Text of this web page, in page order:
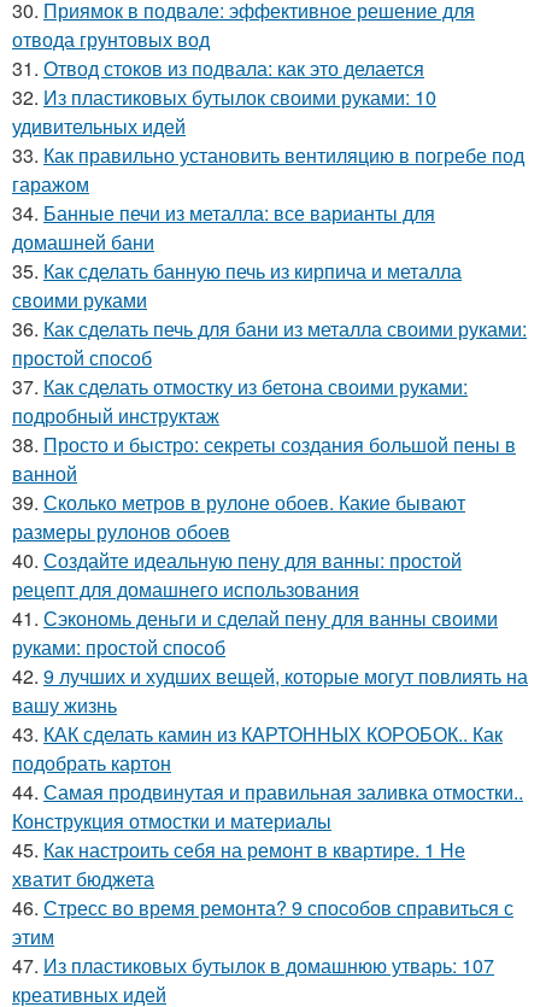
30. Приямок в подвале: эффективное решение для
отвода грунтовых вод
31. Отвод стоков из подвала: как это делается
32. Из пластиковых бутылок своими руками: 10
удивительных идей
33. Как правильно установить вентиляцию в погребе под
гаражом
34. Банные печи из металла: все варианты для
домашней бани
35. Как сделать банную печь из кирпича и металла
своими руками
36. Как сделать печь для бани из металла своими руками:
простой способ
37. Как сделать отмостку из бетона своими руками:
подробный инструктаж
38. Просто и быстро: секреты создания большой пены в
ванной
39. Сколько метров в рулоне обоев. Какие бывают
размеры рулонов обоев
40. Создайте идеальную пену для ванны: простой
рецепт для домашнего использования
41. Сэкономь деньги и сделай пену для ванны своими
руками: простой способ
42. 9 лучших и худших вещей, которые могут повлиять на
вашу жизнь
43. КАК сделать камин из КАРТОННЫХ КОРОБОК.. Как
подобрать картон
44. Самая продвинутая и правильная заливка отмостки..
Конструкция отмостки и материалы
45. Как настроить себя на ремонт в квартире. 1 Не
хватит бюджета
46. Стресс во время ремонта? 9 способов справиться с
этим
47. Из пластиковых бутылок в домашнюю утварь: 107
креативных идей